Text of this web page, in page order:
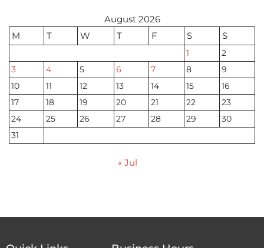
August 2026
M
T W T F S S
1
2
3
4 5 6 7 8
9
10
11 12 13 14 15
16
17
18 19 20 21 22
23
24
25 26 27 28 29
30
31
« Jul